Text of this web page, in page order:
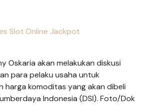
Slot Online Jackpot
Oskaria akan melakukan diskusi
para pelaku usaha untuk
harga komoditas yang akan dibeli
Indonesia (DSI). Foto/Dok